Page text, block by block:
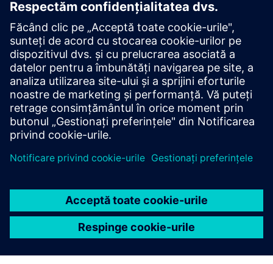
Smart Energy
Serviciul cloud Smart Energy by Crossbreed optimizează
consumul de energie în clădiri prin susținerea sistemului de
încălzire urbană fără a renunța la confort și climatul
interior. Analiza continuă în timp real adaptează curba de
...
Aflați mai multe